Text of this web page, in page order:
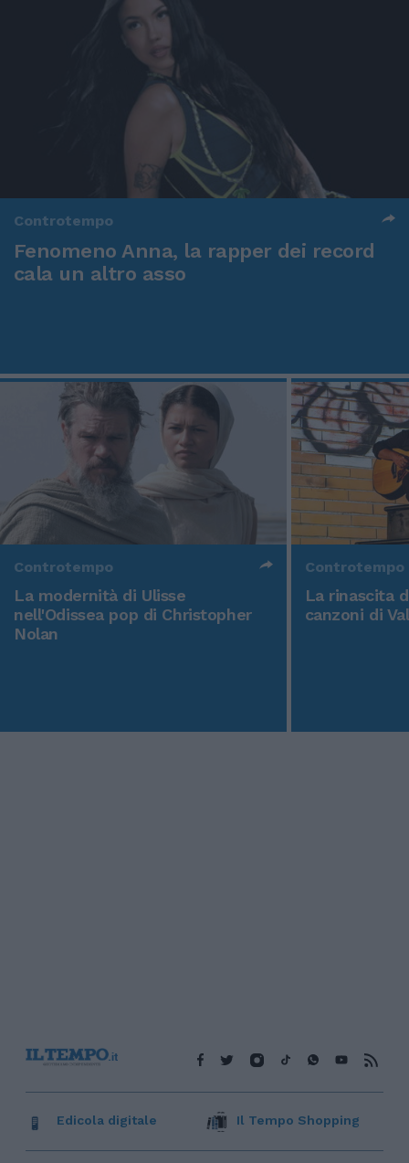
Controtempo
Fenomeno Anna, la rapper dei record
cala un altro asso
Controtempo
La modernità di Ulisse
nell'Odissea pop di Christopher
Nolan
Controtempo
La rinascita
canzoni di
Edicola digitale Il Tempo Shopping